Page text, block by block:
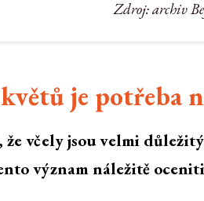
Zdroj: archiv
je potřeba
že včely jsou velmi
význam náležitě